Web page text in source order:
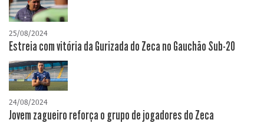
25/08/2024
Estreia com vitória da Gurizada do Zeca no Gauchão Sub-20
24/08/2024
Jovem zagueiro reforça o grupo de jogadores do Zeca